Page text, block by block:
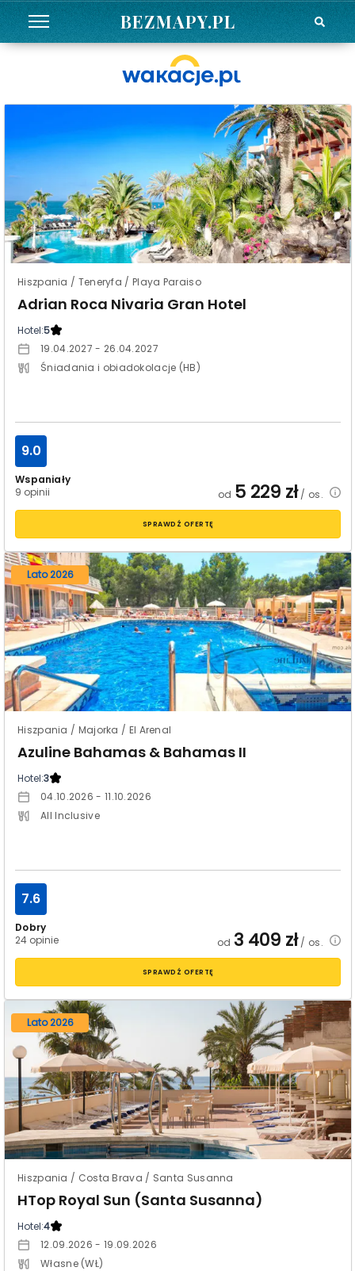
BEZMAPY.PL
Hiszpania / Teneryfa / Playa Paraiso
Adrian Roca Nivaria Gran Hotel
Hotel:5
19.04.2027 - 26.04.2027
Śniadania i obiadokolacje (HB)
Wspaniały
9 opinii
9.0
od 5 229 zł/ os.
SPRAWDŹ OFERTĘ
Lato 2026
Hiszpania / Majorka / El Arenal
Azuline Bahamas & Bahamas II
Hotel:3
04.10.2026 - 11.10.2026
All Inclusive
Dobry
24 opinie
7.6
od 3 409 zł/ os.
SPRAWDŹ OFERTĘ
Lato 2026
Hiszpania / Costa Brava / Santa Susanna
HTop Royal Sun (Santa Susanna)
Hotel:4
12.09.2026 - 19.09.2026
Własne (WŁ)